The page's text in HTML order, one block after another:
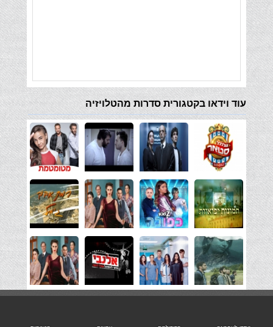
עוד וידאו בקטגורית סדרות מהטלויזיה